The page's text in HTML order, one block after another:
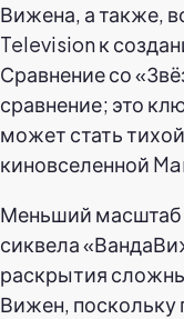
Вижена, а также,
Television к
Сравнение со
сравнение; это
может стать
киновселенной
Меньший масштаб
сиквела
раскрытия
Вижен, поскольку